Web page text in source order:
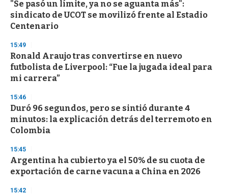
"Se pasó un límite, ya no se aguanta más":
sindicato de UCOT se movilizó frente al Estadio
Centenario
15:49
Ronald Araujo tras convertirse en nuevo
futbolista de Liverpool: “Fue la jugada ideal para
mi carrera”
15:46
Duró 96 segundos, pero se sintió durante 4
minutos: la explicación detrás del terremoto en
Colombia
15:45
Argentina ha cubierto ya el 50% de su cuota de
exportación de carne vacuna a China en 2026
15:42